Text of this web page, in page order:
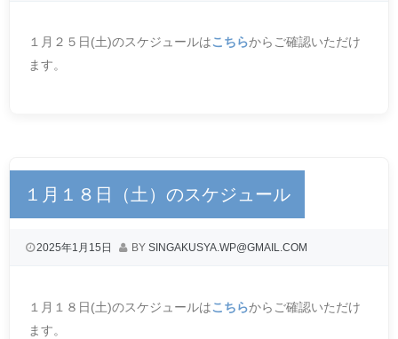
１月２５日(土)のスケジュールはこちらからご確認いただけ
ます。
１月１８日（土）のスケジュール
2025年1月15日 BY SINGAKUSYA.WP@GMAIL.COM
１月１８日(土)のスケジュールはこちらからご確認いただけ
ます。